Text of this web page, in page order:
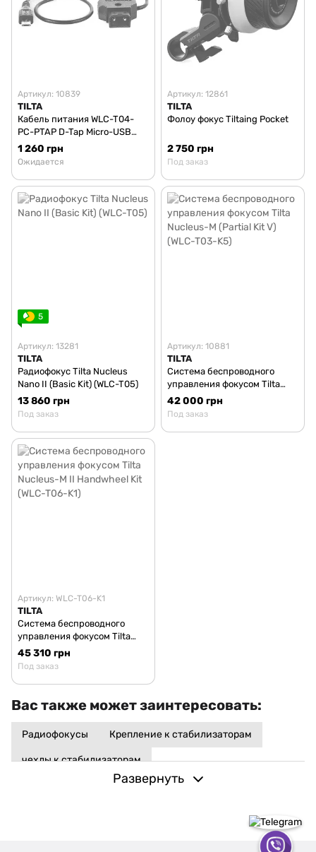
Артикул: 10839
TILTA
Кабель питания WLC-T04-
PC-PTAP D-Tap Micro-USB
для радиофокуса Tilta
Nucleus-Nano
1 260 грн
Ожидается
Артикул: 12861
TILTA
Фолоу фокус Tiltaing Pocket
2 750 грн
Под заказ
5
Артикул: 13281
TILTA
Радиофокус Tilta Nucleus
Nano II (Basic Kit) (WLC-T05)
13 860 грн
Под заказ
Артикул: 10881
TILTA
Система беспроводного
управления фокусом Tilta
Nucleus-M (Partial Kit V) (WLC-
T03-K5)
42 000 грн
Под заказ
Артикул: WLC-T06-K1
TILTA
Система беспроводного
управления фокусом Tilta
Nucleus-M II Handwheel Kit
(WLC-T06-K1)
45 310 грн
Под заказ
Вас также может заинтересовать:
Радиофокусы Крепление к стабилизаторам
чехлы к стабилизаторам
Вам также может понадобиться:
Развернуть